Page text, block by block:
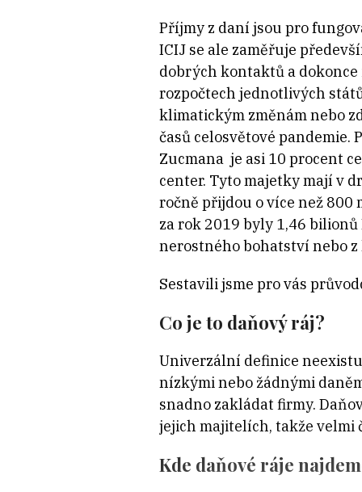
Příjmy z daní jsou pro
ICIJ se ale zaměřuje
dobrých kontaktů a
rozpočtech jednotlivých
klimatickým změnám nebo
časů celosvětové pandemie.
Zucmana je asi 10 procent
center. Tyto majetky mají v
ročně přijdou o více než
za rok 2019 byly 1,46
nerostného bohatství nebo
Sestavili jsme pro vás
Co je to daňový ráj?
Univerzální definice
nízkými nebo žádnými
snadno zakládat firmy.
jejich majitelích, takže
Kde daňové ráje